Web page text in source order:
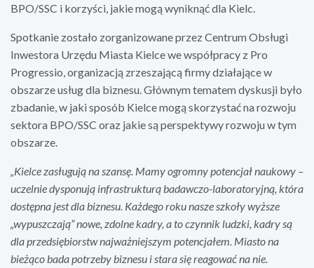
BPO/SSC i korzyści, jakie mogą wyniknąć dla Kielc.
Spotkanie zostało zorganizowane przez Centrum Obsługi
Inwestora Urzędu Miasta Kielce we współpracy z Pro
Progressio, organizacją zrzeszającą firmy działające w
obszarze usług dla biznesu. Głównym tematem dyskusji było
zbadanie, w jaki sposób Kielce mogą skorzystać na rozwoju
sektora BPO/SSC oraz jakie są perspektywy rozwoju w tym
obszarze.
„Kielce zasługują na szansę. Mamy ogromny potencjał naukowy –
uczelnie dysponują infrastrukturą badawczo-laboratoryjną, która
dostępna jest dla biznesu. Każdego roku nasze szkoły wyższe
„wypuszczają” nowe, zdolne kadry, a to czynnik ludzki, kadry są
dla przedsiębiorstw najważniejszym potencjałem. Miasto na
bieżąco bada potrzeby biznesu i stara się reagować na nie.